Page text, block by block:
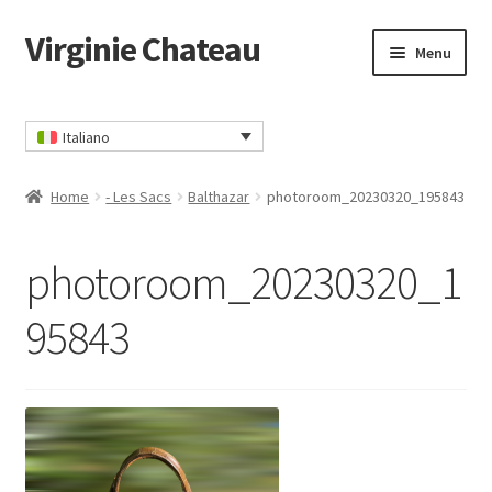
Vai
alla
Vai
al
Virginie Chateau Menu
Contatto
Il mio account
Ordina
Italiano
Home - Les Sacs Balthazar photoroom_20230320_195843
photoroom_20230320_1
95843